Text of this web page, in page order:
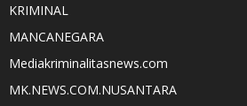
KRIMINAL
MANCANEGARA
Mediakriminalitasnews.com
MK.NEWS.COM.NUSANTARA